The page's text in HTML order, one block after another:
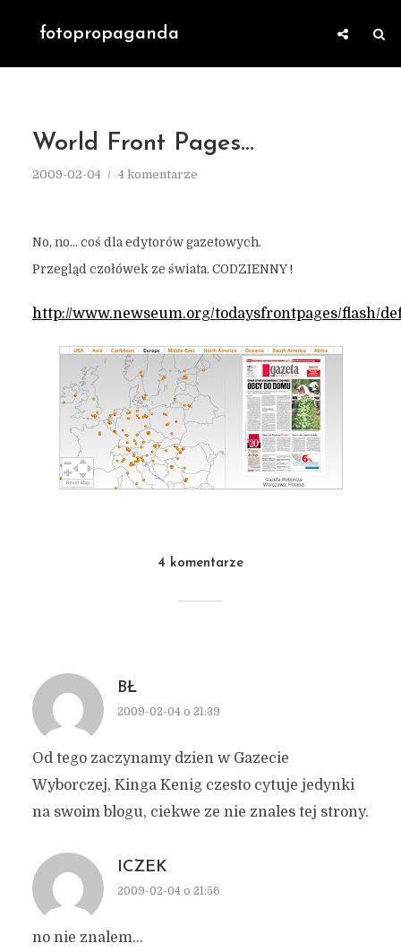
fotopropaganda
World Front Pages…
2009-02-04 4 komentarze
No, no… coś dla edytorów gazetowych.
Przegląd czołówek ze świata. CODZIENNY !
http://www.newseum.org/todaysfrontpages/flash/
4 komentarze
BŁ
2009-02-04 o 21:39
Od tego zaczynamy dzien w Gazecie
Wyborczej, Kinga Kenig czesto cytuje jedynki
na swoim blogu, ciekwe ze nie znales tej strony.
ICZEK
2009-02-04 o 21:56
no nie znalem…